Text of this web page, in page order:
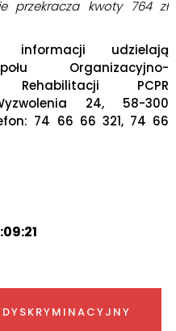
przekracza kwoty 764 zł
informacji udzielają
Organizacyjno-
PCPR
24, 58-300
74 66 66 321, 74 66